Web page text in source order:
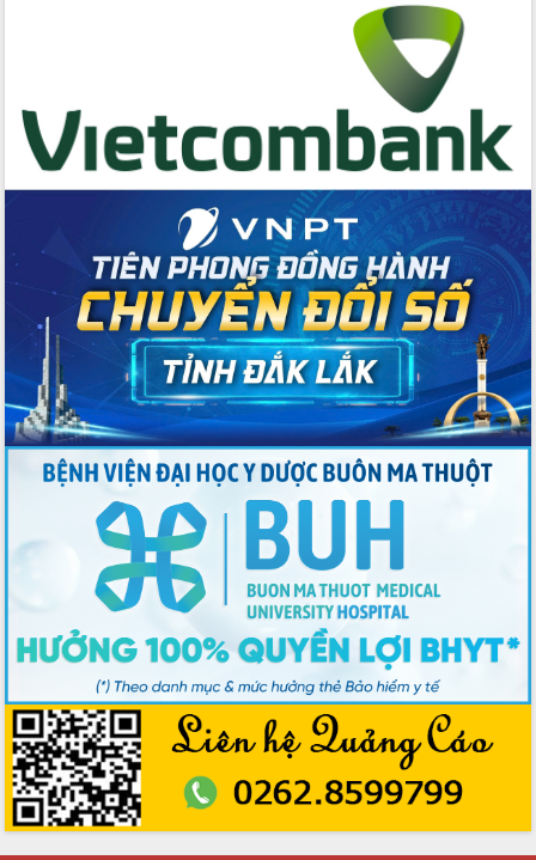
Huy giữ chức Bí thư Đảng ủy Ủy Ban
Nhân dân tỉnh
Bệnh án điện tử thúc đẩy chuyển đổi
số y tế tại Đắk Lắk
Chuyển đổi số thư viện: Mở rộng
không gian tri thức trong thời đại số
Đánh giá, rút kinh nghiệm công tác tổ
chức diễn tập trước ngày bầu cử
Chương trình “Gặp gỡ hữu nghị –
Friendship Meeting New Year 2026”
Bầu cử Quốc hội và HĐND: Cử tri Đắk
Lắk gửi gắm niềm tin, kỳ vọng vào lá
phiếu
Đắk Lắk sẵn sàng các điều kiện cho
Ngày hội bầu cử đại biểu Quốc hội
khóa XVI và HĐND các cấp nhiệm kỳ
2026-2031
Đảm bảo cuộc bầu cử đại biểu Quốc
hội và đại biểu HĐND các cấp diễn ra
an toàn, hiệu quả, đúng quy định
Thủ tướng Chính phủ Phạm Minh Chính
kiểm tra, chỉ đạo hoàn thành các dự
án cao tốc và thăm khu tái định cư tại
Đắk Lắk
Sôi nổi Hội đua ngựa truyền thống Gò
Thì Thùng mừng Xuân Bính Ngọ 2026
Lãnh đạo tỉnh dâng hương tưởng niệm
tại Đập Đồng Cam đầu Xuân Bính Ngọ
Ngành nông nghiệp phấn đấu tăng